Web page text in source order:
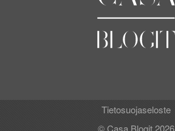
Tietosuojaseloste
© Casa Blogit 2026